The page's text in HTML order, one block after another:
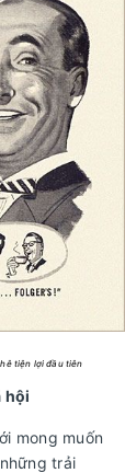
tiện lợi đầu tiên
hội
mong muốn
trải